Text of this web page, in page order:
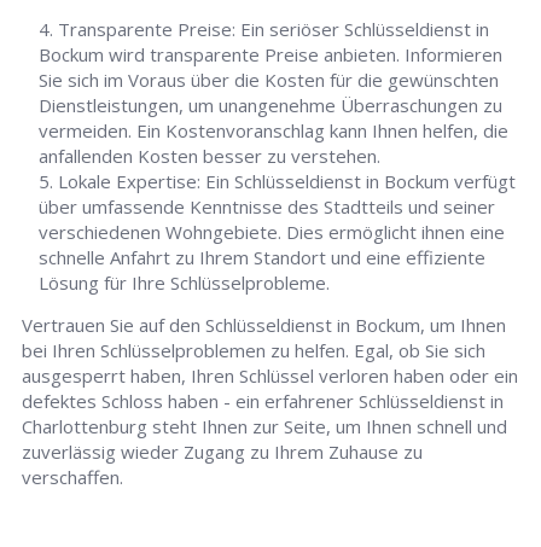
Transparente Preise: Ein seriöser Schlüsseldienst in
Bockum wird transparente Preise anbieten. Informieren
Sie sich im Voraus über die Kosten für die gewünschten
Dienstleistungen, um unangenehme Überraschungen zu
vermeiden. Ein Kostenvoranschlag kann Ihnen helfen, die
anfallenden Kosten besser zu verstehen.
Lokale Expertise: Ein Schlüsseldienst in Bockum verfügt
über umfassende Kenntnisse des Stadtteils und seiner
verschiedenen Wohngebiete. Dies ermöglicht ihnen eine
schnelle Anfahrt zu Ihrem Standort und eine effiziente
Lösung für Ihre Schlüsselprobleme.
Vertrauen Sie auf den Schlüsseldienst in Bockum, um Ihnen
bei Ihren Schlüsselproblemen zu helfen. Egal, ob Sie sich
ausgesperrt haben, Ihren Schlüssel verloren haben oder ein
defektes Schloss haben - ein erfahrener Schlüsseldienst in
Charlottenburg steht Ihnen zur Seite, um Ihnen schnell und
zuverlässig wieder Zugang zu Ihrem Zuhause zu
verschaffen.